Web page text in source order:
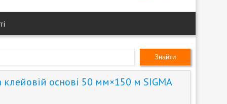
Знайти
клейовій основі 50 мм×150 м SIGMA